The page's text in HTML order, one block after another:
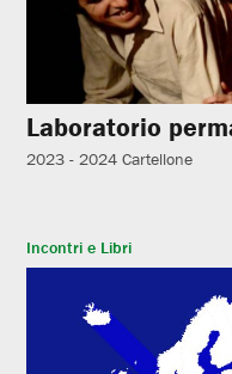
Laboratorio
2023 - 2024 Cartellone
Incontri e Libri